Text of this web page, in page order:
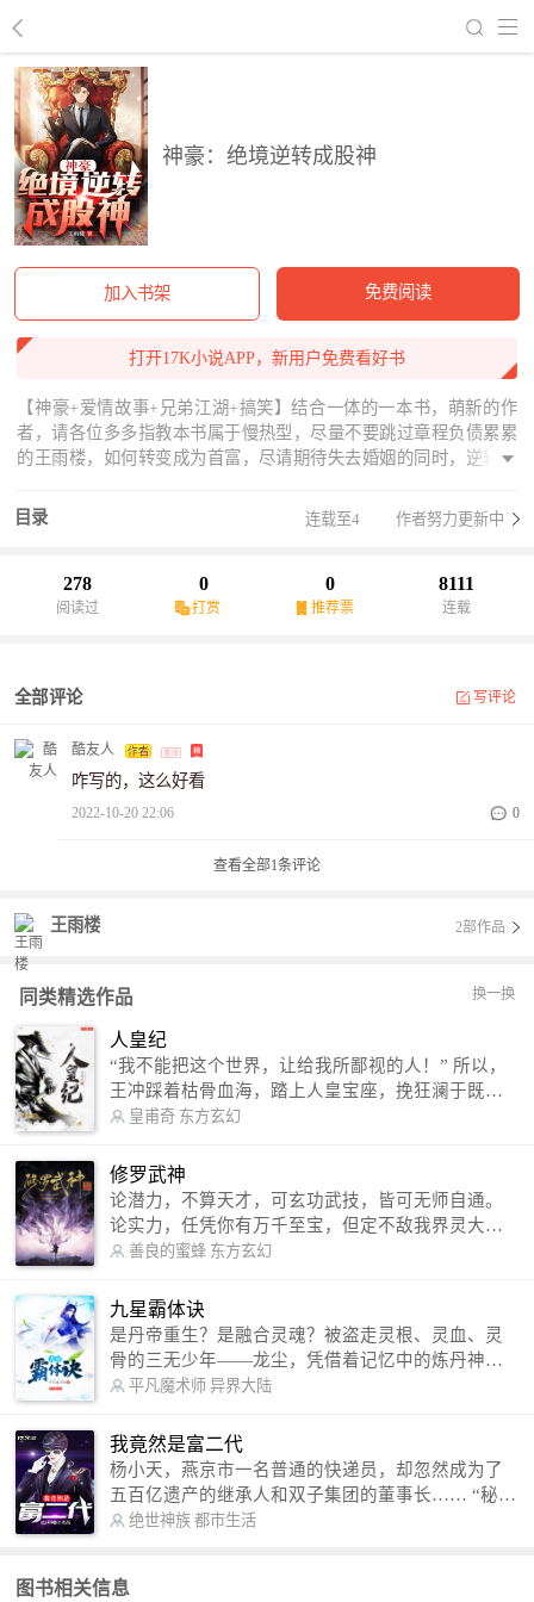
神豪：绝境逆转成股神
加入书架 免费阅读
打开17K小说APP，新用户免费看好书
【神豪+爱情故事+兄弟江湖+搞笑】结合一体的一本书，萌新的作
者，请各位多多指教本书属于慢热型，尽量不要跳过章程负债累累
的王雨楼，如何转变成为首富，尽请期待失去婚姻的同时，逆转乾
了炒股的第一次，小赚那么一笔从此开启人生的另外一天路，一路
目录 连载至4 作者努力更新中
278
阅读过
0
打赏
0
推荐票
8111
连载
全部评论 写评论
酷友人
咋写的，这么好看
2022-10-20 22:06 0
查看全部1条评论
王雨楼 2部作品
同类精选作品 换一换
人皇纪
“我不能把这个世界，让给我所鄙视的人！” 所以，
王冲踩着枯骨血海，踏上人皇宝座，挽狂澜于既
倒，扶大厦之将倾，成就了一段无上的传说！ 微信
微博：皇甫奇（地址：http://weibo.com/u/25284575
87） QQ交流群：320238210【普通群】 574501330
【VIP订阅群】 欢迎大家关注。
皇甫奇 东方玄幻
修罗武神
论潜力，不算天才，可玄功武技，皆可无师自通。
论实力，任凭你有万千至宝，但定不敌我界灵大
军。 我是谁？天下众生视我为修罗，却不知，我以
信公众号：善良的蜜蜂后援会）
善良的蜜蜂 东方玄幻
九星霸体诀
是丹帝重生？是融合灵魂？被盗走灵根、灵血、灵
骨的三无少年——龙尘，凭借着记忆中的炼丹神
术，修行神秘功法九星霸体诀，拨开重重迷雾，解
勾搭各色美女，镇压恶鬼邪神。 江湖传闻：龙
尘一到，地吼天啸。龙尘一出，鬼泣神哭。 本
故事纯属虚构，如有雷同，那就是真事儿，想要对
号入座，抓紧时间进群：487963015 微信公众号：
平凡魔术师 异界大陆
我竟然是富二代
杨小天，燕京市一名普通的快递员，却忽然成为了
五百亿遗产的继承人和双子集团的董事长…… “秘
书，给我定制一套百亿富翁的吃喝住行标准！” “好
呢？” “回杨总，开车太堵，已经给你安排了直升
绝世神族 都市生活
图书相关信息